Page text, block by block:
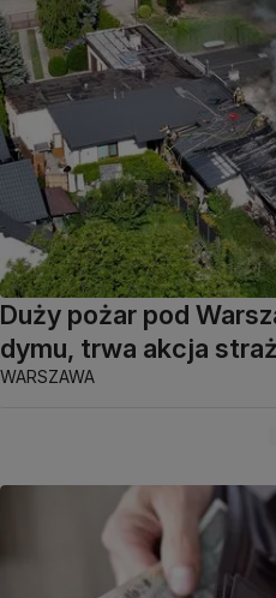
Duży pożar pod
dymu, trwa akcja
WARSZAWA